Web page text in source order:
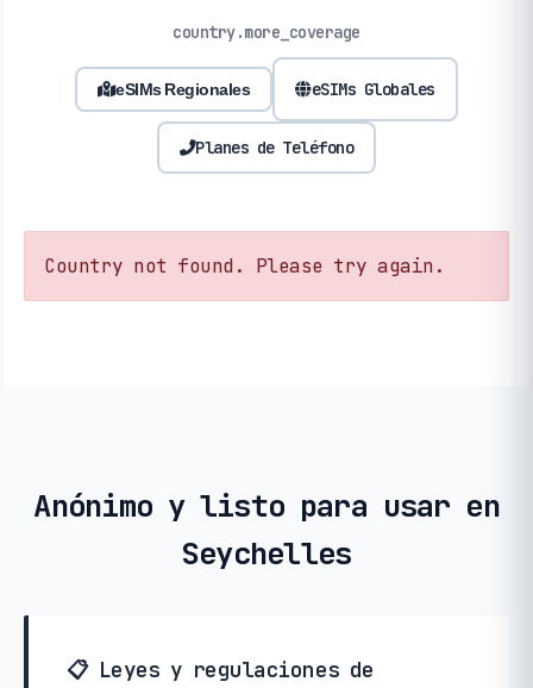
country.more_coverage
eSIMs Regionales eSIMs Globales
Planes de Teléfono
Country not found. Please try again.
Anónimo y listo para usar en
Seychelles
📋 Leyes y regulaciones de